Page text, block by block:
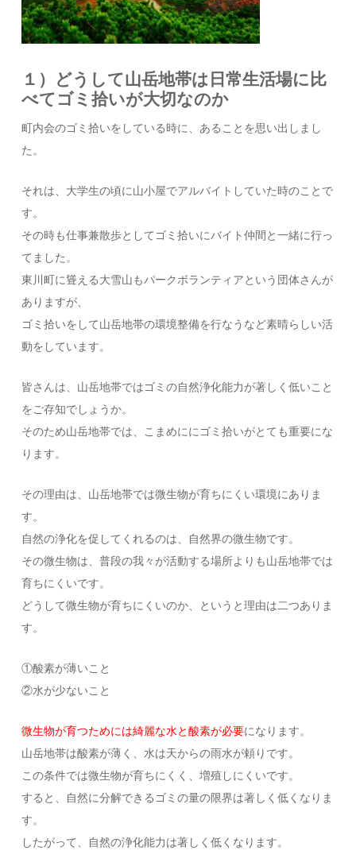
１）どうして山岳地帯は日常生活場に比
べてゴミ拾いが大切なのか
町内会のゴミ拾いをしている時に、あることを思い出しまし
た。
それは、大学生の頃に山小屋でアルバイトしていた時のことで
す。
その時も仕事兼散歩としてゴミ拾いにバイト仲間と一緒に行っ
てました。
東川町に聳える大雪山もパークボランティアという団体さんが
ありますが、
ゴミ拾いをして山岳地帯の環境整備を行なうなど素晴らしい活
動をしています。
皆さんは、山岳地帯ではゴミの自然浄化能力が著しく低いこと
をご存知でしょうか。
そのため山岳地帯では、こまめににゴミ拾いがとても重要にな
ります。
その理由は、山岳地帯では微生物が育ちにくい環境にありま
す。
自然の浄化を促してくれるのは、自然界の微生物です。
その微生物は、普段の我々が活動する場所よりも山岳地帯では
育ちにくいです。
どうして微生物が育ちにくいのか、というと理由は二つありま
す。
①酸素が薄いこと
②水が少ないこと
微生物が育つためには綺麗な水と酸素が必要になります。
山岳地帯は酸素が薄く、水は天からの雨水が頼りです。
この条件では微生物が育ちにくく、増殖しにくいです。
すると、自然に分解できるゴミの量の限界は著しく低くなりま
す。
したがって、自然の浄化能力は著しく低くなります。